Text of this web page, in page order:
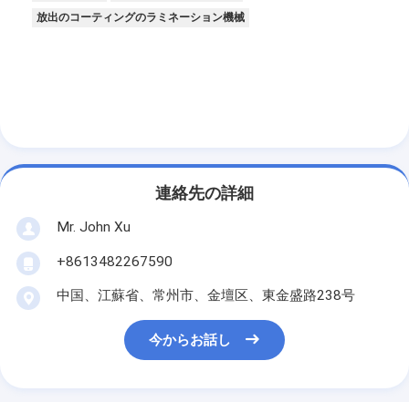
放出のコーティングのラミネーション機械
連絡先の詳細
Mr. John Xu
+8613482267590
中国、江蘇省、常州市、金壇区、東金盛路238号
今からお話し